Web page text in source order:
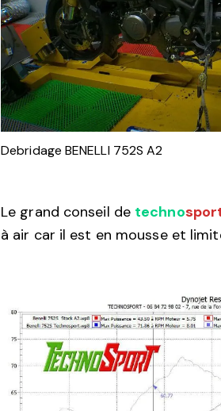
Debridage BENELLI 752S A2
Le grand conseil de techno
à air car il est en mousse et